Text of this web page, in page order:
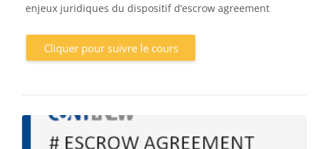
enjeux juridiques du dispositif d’escrow agreement
Cliquer pour suivre le cours